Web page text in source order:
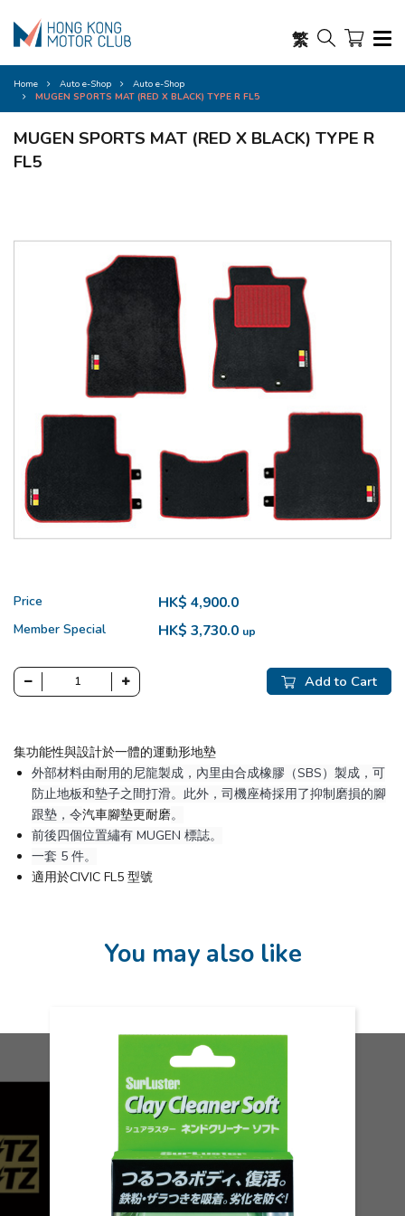
繁
Home Auto e-Shop
Auto e-Shop
MUGEN SPORTS MAT (RED X BLACK) TYPE R FL5
MUGEN SPORTS MAT (RED X BLACK) TYPE R
FL5
Price HK$ 4,900.0
Member Special HK$ 3,730.0 up
Add to Cart
集功能性與設計於一體的運動形地墊
外部材料由耐用的尼龍製成，內里由合成橡膠（SBS）製成，可
防止地板和墊子之間打滑。此外，司機座椅採用了抑制磨損的腳
跟墊，令汽車腳墊更耐磨。
前後四個位置繡有 MUGEN 標誌。
一套 5 件。
適用於CIVIC FL5 型號
You may also like